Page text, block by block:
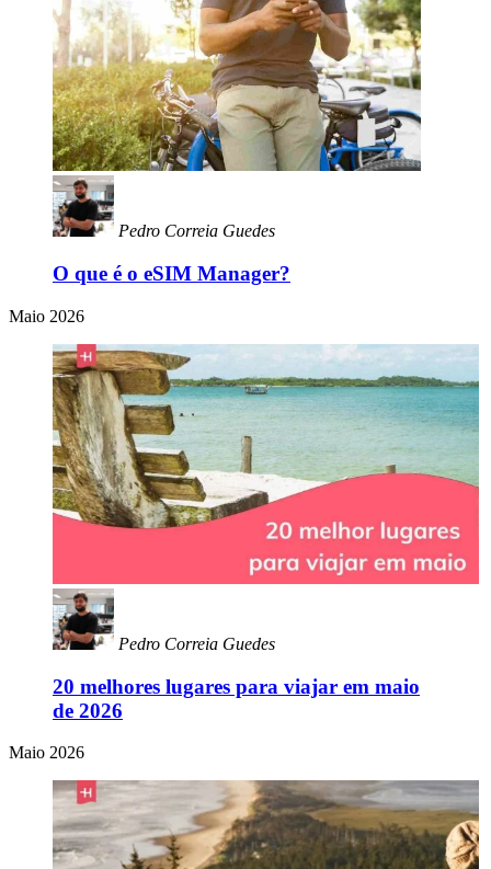
Pedro Correia Guedes
O que é o eSIM Manager?
Maio 2026
Pedro Correia Guedes
20 melhores lugares para viajar em maio
de 2026
Maio 2026